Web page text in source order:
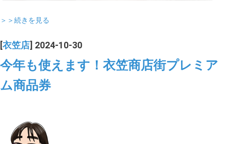
＞＞続きを見る
衣笠店 ] 2024-10-30
今年も使えます！衣笠商店街プレミア
ム商品券